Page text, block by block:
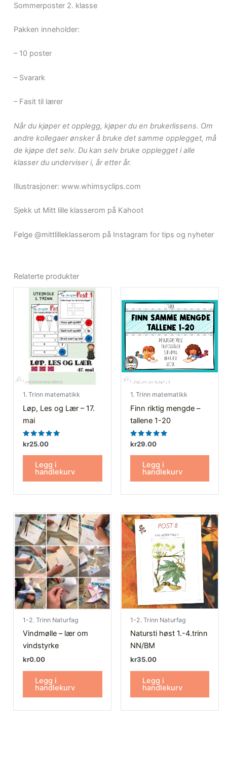
Sommerposter 2. klasse
Pakken inneholder:
– 10 poster
– Svarark
– Fasit til lærer
Når du kjøper et opplegg, kjøper du en brukerlissens. Om
andre kollegaer ønsker å bruke det samme opplegget, må
de kjøpe det selv. Du kan selv bruke opplegget i alle
klasser du underviser i, år etter år.
Illustrasjoner: www.whimsyclips.com
Sjekk ut Mitt lille klasserom på Kahoot
Følge @mittlilleklasserom på Instagram for tips og nyheter
Relaterte produkter
1. Trinn matematikk
Løp, Les og Lær – 17.
mai
Vurdert
5.00
av 5
kr25.00
Legg i
handlekurv
1. Trinn matematikk
Finn riktig mengde –
tallene 1-20
Vurdert
5.00
av 5
kr29.00
Legg i
handlekurv
1-2. Trinn Naturfag
Vindmølle – lær om
vindstyrke
kr0.00
Legg i
handlekurv
1-2. Trinn Naturfag
Natursti høst 1.-4.trinn
NN/BM
kr35.00
Legg i
handlekurv